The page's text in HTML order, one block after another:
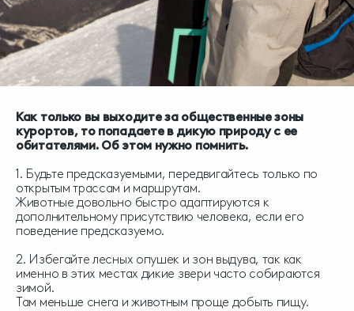
Как только вы выходите за общественные зоны
курортов, то попадаете в дикую природу с ее
обитателями. Об этом нужно помнить.
1. Будьте предсказуемыми, передвигайтесь только по
открытым трассам и маршрутам.
Животные довольно быстро адаптируются к
дополнительному присутствию человека, если его
поведение предсказуемо.
2. Избегайте лесных опушек и зон выдува, так как
именно в этих местах дикие звери часто собираются
зимой.
Там меньше снега и животным проще добыть пищу.